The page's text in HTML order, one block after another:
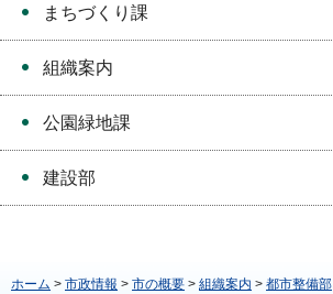
まちづくり課
組織案内
公園緑地課
建設部
ホーム > 市政情報 > 市の概要 > 組織案内 > 都市整備部